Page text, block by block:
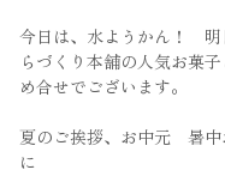
今日は、水ようかん！
らづくり本舗の人気お菓
め合せでございます。
夏のご挨拶、お中元 暑
に